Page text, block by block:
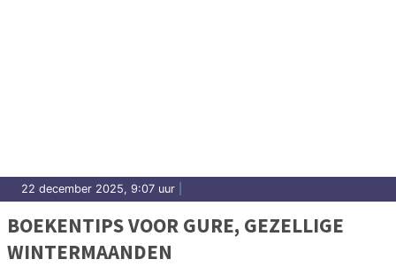
22 december 2025, 9:07 uur
BOEKENTIPS VOOR GURE, GEZELLIGE
WINTERMAANDEN